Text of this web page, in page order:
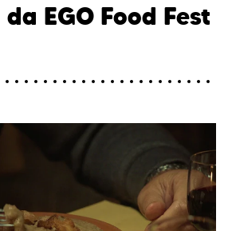
EGO Food Fest